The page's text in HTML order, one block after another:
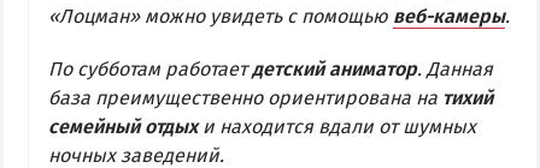
АКЗ
ВЕРХОВАЯ
КОЛОНИЯ
«Лоцман» можно увидеть с помощью веб-камеры.
По субботам работаетдетский аниматор. Данная
база преимущественно ориентирована на тихий
семейный отдыхи находится вдали от шумных
ночных заведений.